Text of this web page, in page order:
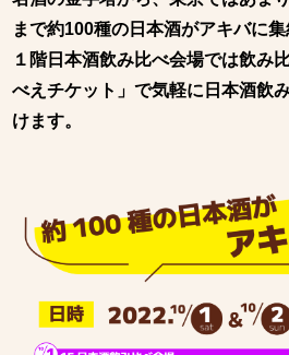
まで約100種の日本酒がアキバに集
１階日本酒飲み比べ会場では飲み
べえチケット」で気軽に日本酒飲
けます。